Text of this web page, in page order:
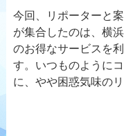
今回、リポーターと
が集合したのは、横
のお得なサービスを
す。いつものように
に、やや困惑気味の